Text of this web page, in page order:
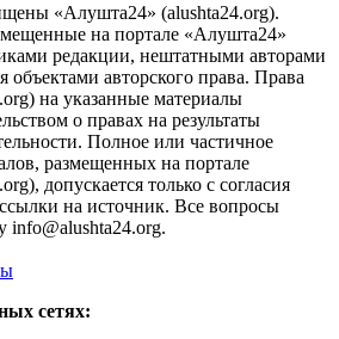
«Алушта24» (alushta24.org).
на портале «Алушта24»
редакции, нештатными авторами
объектами авторского права. Права
на указанные материалы
о правах на результаты
Полное или частичное
размещенных на портале
допускается только с согласия
на источник. Все вопросы
info@alushta24.org.
сетях: